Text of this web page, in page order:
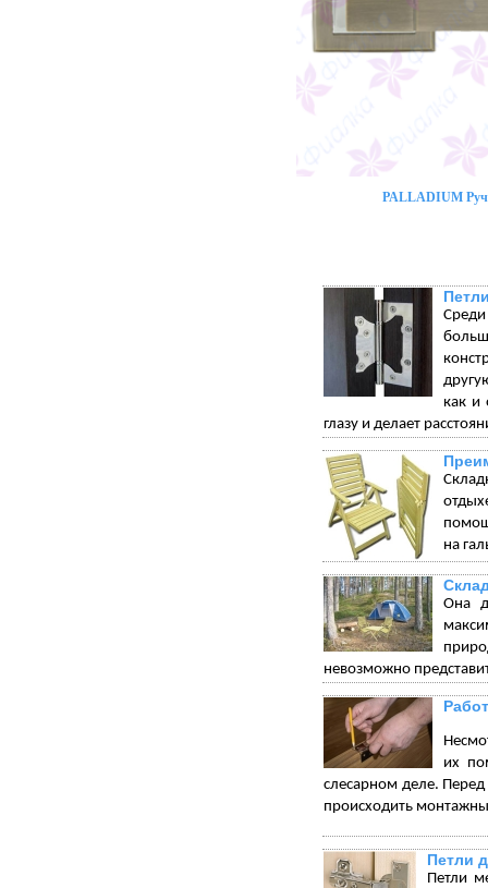
PALLADIUM
как и
глазу и делает
на
Она
невозможно
их
слесарном деле. Перед
происходить
Петли
Петли